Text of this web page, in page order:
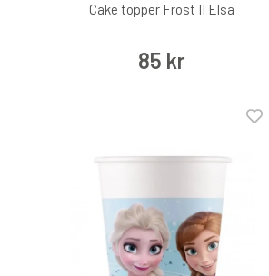
Cake topper Frost II Elsa
85 kr